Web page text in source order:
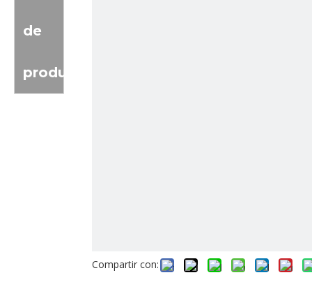
de
producto
Compartir con: